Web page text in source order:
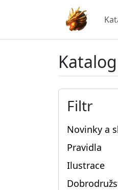
Filtr
Novinky a
Pravidla
Ilustrace